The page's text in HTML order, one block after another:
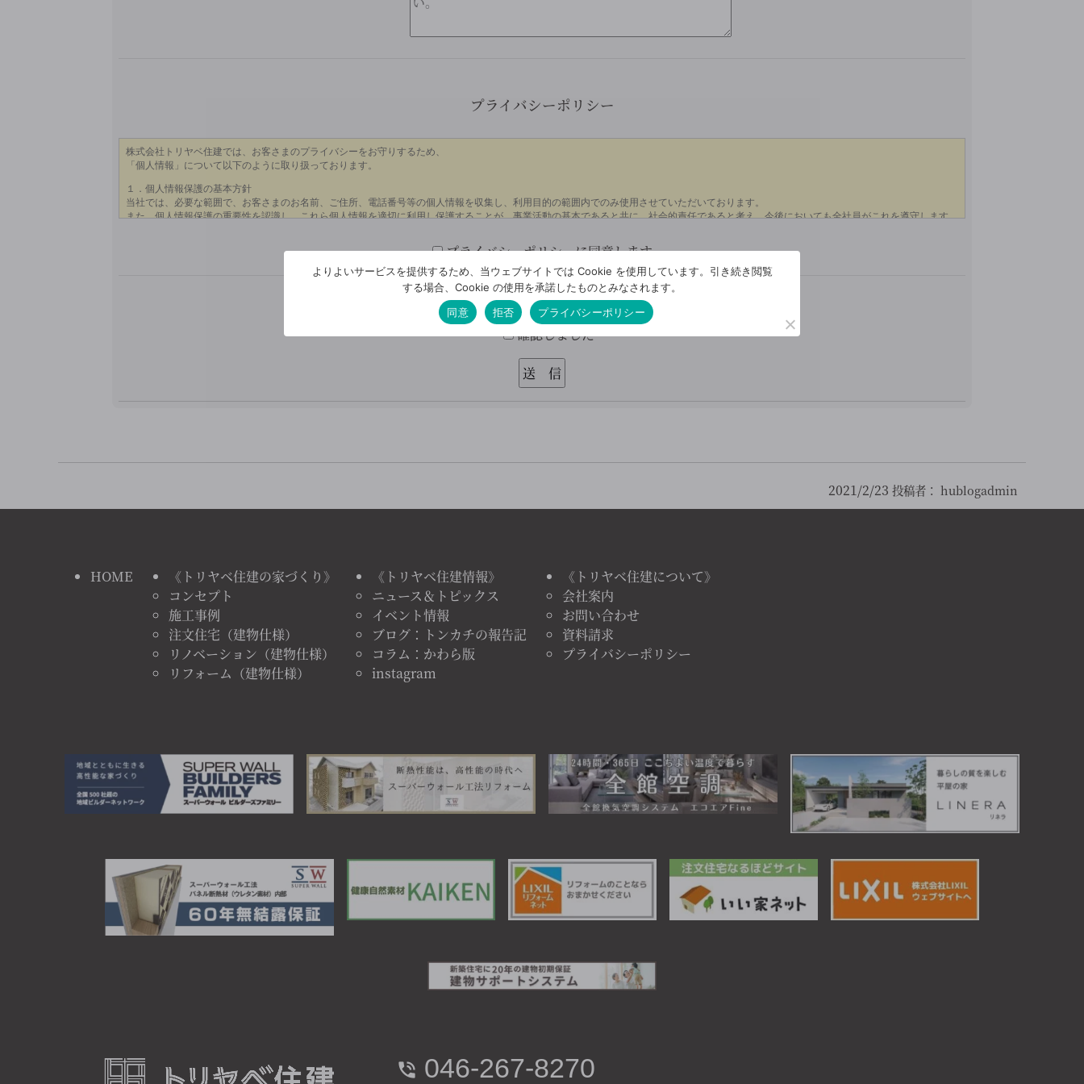
プライバシーポリシー
プライバシーポリシーに同意します。
※確認画面はございません。今一度、入力内容をご確認ください。
確認しました
2021/2/23 投稿者： hublogadmin
HOME
《トリヤベ住建の家づくり》
コンセプト
施工事例
注文住宅（建物仕様）
リノベーション（建物仕様）
リフォーム（建物仕様）
《トリヤベ住建情報》
ニュース＆トピックス
イベント情報
ブログ：トンカチの報告記
コラム：かわら版
instagram
《トリヤベ住建について》
会社案内
お問い合わせ
資料請求
プライバシーポリシー
046-267-8270
よりよいサービスを提供するため、当ウェブサイトでは Cookie を使用しています。引き続き閲覧
する場合、Cookie の使用を承諾したものとみなされます。
同意
拒否 プライバシーポリシー